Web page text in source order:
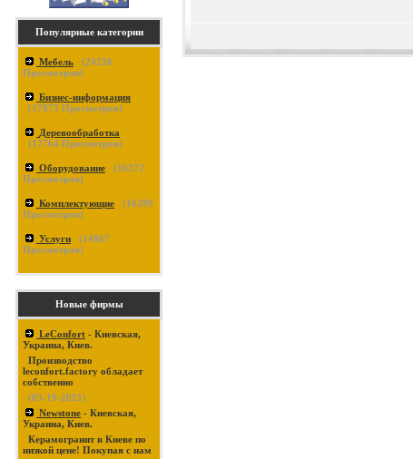
Популярные категории
Мебель (24236
Просмотров)
Бизнес-информация
(17875 Просмотров)
Деревообработка
(17764 Просмотров)
Оборудование (16372
Просмотров)
Комплектующие (16289
Просмотров)
Услуги (14867
Просмотров)
Новые фирмы
LeConfort - Киевская,
Украина, Киев.
Производство
leconfort.factory обладает
собственно
(03-19-2021)
Newstone - Киевская,
Украина, Киев.
Керамогранит в Киеве по
низкой цене! Покупая с нам